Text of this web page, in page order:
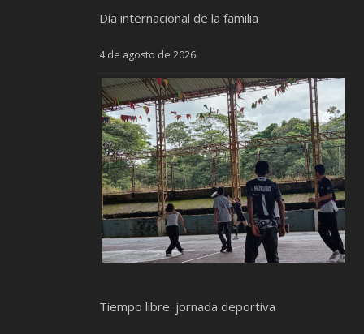
Día internacional de la familia
4 de agosto de 2026
Tiempo libre: jornada deportiva